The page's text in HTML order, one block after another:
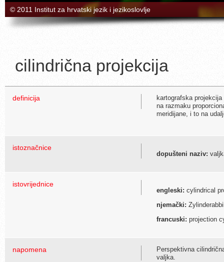
© 2011 Institut za hrvatski jezik i jezikoslovlje
cilindrična projekcija
definicija
kartografska
na razmaku
meridijane, i to na
istoznačnice
dopušteni naziv:
istovrijednice
engleski: cylindrical
njemački:
francuski: projection
napomena
Perspektivna
valjka.